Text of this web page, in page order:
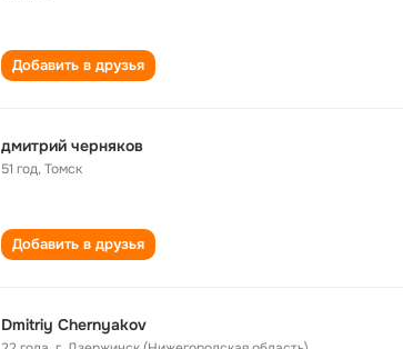
Добавить в друзья
дмитрий черняков
51 год,Томск
Добавить в друзья
Dmitriy Chernyakov